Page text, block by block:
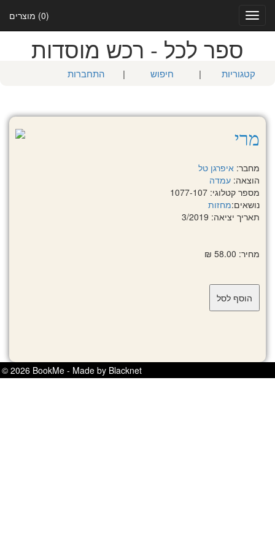
(0) מוצרים
Toggle
navigation
ספר לכל - רכש מוסדות
קטגוריות | חיפוש | התחברות
מרי
מחבר: איפרגן טל
הוצאה: עמדה
מספר קטלוגי: 1077-107
נושאים:מחזות
תאריך יציאה: 3/2019
מחיר: 58.00 ₪
© 2026 BookMe - Made by Blacknet